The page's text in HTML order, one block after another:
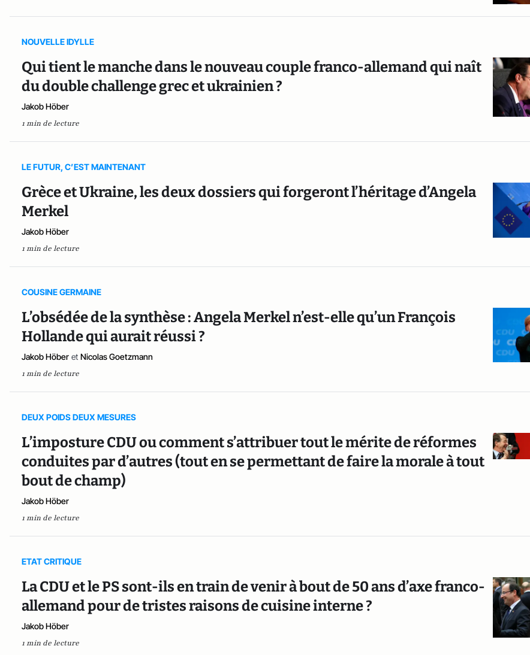
NOUVELLE IDYLLE
Qui tient le manche dans le nouveau couple franco-allemand qui naît
du double challenge grec et ukrainien ?
Jakob Höber
1 min de lecture
LE FUTUR, C’EST MAINTENANT
Grèce et Ukraine, les deux dossiers qui forgeront l’héritage d’Angela
Merkel
Jakob Höber
1 min de lecture
COUSINE GERMAINE
L’obsédée de la synthèse : Angela Merkel n’est-elle qu’un François
Hollande qui aurait réussi ?
Jakob Höber et Nicolas Goetzmann
1 min de lecture
DEUX POIDS DEUX MESURES
L’imposture CDU ou comment s’attribuer tout le mérite de réformes
conduites par d’autres (tout en se permettant de faire la morale à tout
bout de champ)
Jakob Höber
1 min de lecture
ETAT CRITIQUE
La CDU et le PS sont-ils en train de venir à bout de 50 ans d’axe franco-
allemand pour de tristes raisons de cuisine interne ?
Jakob Höber
1 min de lecture